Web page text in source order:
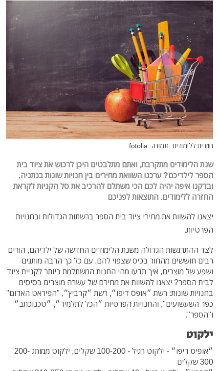
חוזרים ללימודים. תמונה: fotolia
שנת הלימודים מתקרבת, ואתם מתלבטים היכן לרכוש את ציוד בית
הספר לילדיכם? ערכנו השוואת מחירים בין חנויות שונות בנתניה,
ובדקנו איפה יהיה לכם הכי משתלם להרכיב את סל הקניות לקראת
החזרה ללימודים. התוצאות לפניכם
יצאנו להשוות את מחירי ציוד בית הספר ברשתות הגדולות ובחנויות
הפרטיות.
לצד ההתרגשות הגדולה משנת הלימודים החדשה של ילדיהם, הורים
רבים חוששים מהחור בכיס שצפוי להם. עם כל כך הרבה מותגים
ושפע של מוצרים, איך תדעו מהי החנות המשתלמת ביותר לקניית ציוד
לבית הספר? יצאנו להשוות את מחירם של עשרה מוצרים בסיסים
בחנויות שונות: רשת ״אופס דיפו״, רשת ״קרביץ״, "הפיראט האדום"
כפר השעשועים", והחנויות הפרטיות ״הכל לתלמיד״, ״טכנוכתב״
ו"הספר".
ילקוט
״אופיס דיפו״ - ילקוט רגיל - 100-200 שקלים, ילקוט ממותג 200-
300 שקלים